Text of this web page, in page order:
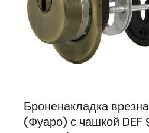
Броненакладка
(Фуаро) с чашкой DEF